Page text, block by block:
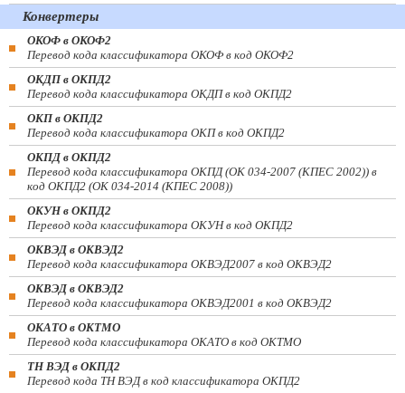
Конвертеры
ОКОФ в ОКОФ2
Перевод кода классификатора ОКОФ в код ОКОФ2
ОКДП в ОКПД2
Перевод кода классификатора ОКДП в код ОКПД2
ОКП в ОКПД2
Перевод кода классификатора ОКП в код ОКПД2
ОКПД в ОКПД2
Перевод кода классификатора ОКПД (ОК 034-2007 (КПЕС 2002)) в
код ОКПД2 (ОК 034-2014 (КПЕС 2008))
ОКУН в ОКПД2
Перевод кода классификатора ОКУН в код ОКПД2
ОКВЭД в ОКВЭД2
Перевод кода классификатора ОКВЭД2007 в код ОКВЭД2
ОКВЭД в ОКВЭД2
Перевод кода классификатора ОКВЭД2001 в код ОКВЭД2
ОКАТО в ОКТМО
Перевод кода классификатора ОКАТО в код ОКТМО
ТН ВЭД в ОКПД2
Перевод кода ТН ВЭД в код классификатора ОКПД2